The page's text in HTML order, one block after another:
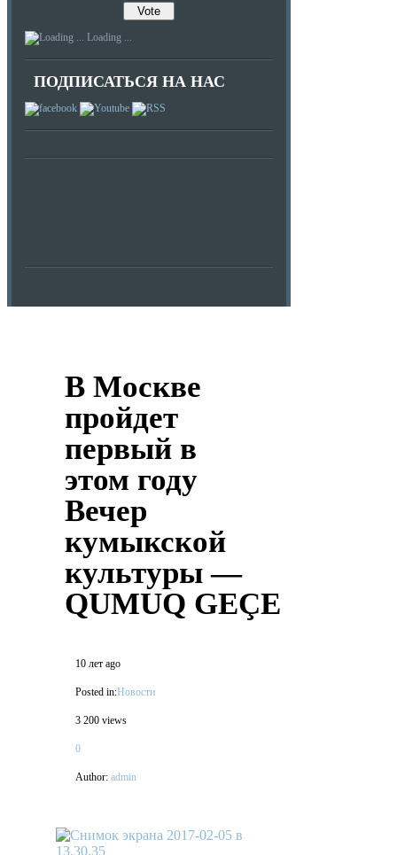
Loading ...
ПОДПИСАТЬСЯ НА НАС
В Москве
пройдет
первый в
этом году
Вечер
кумыкской
культуры —
QUMUQ GEÇESİ
10 лет ago
Posted in:Новости
3 200 views
0
Author: admin